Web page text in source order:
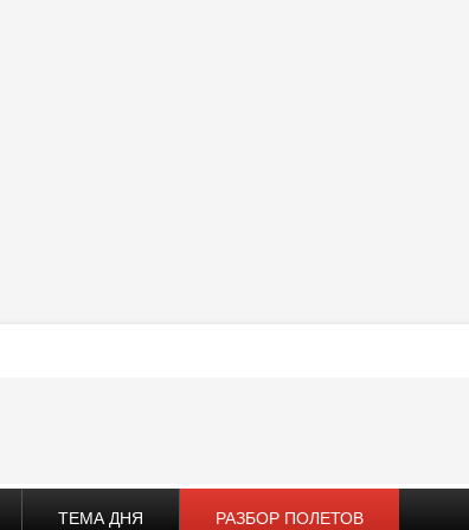
ТЕМА ДНЯ РАЗБОР ПОЛЕТОВ